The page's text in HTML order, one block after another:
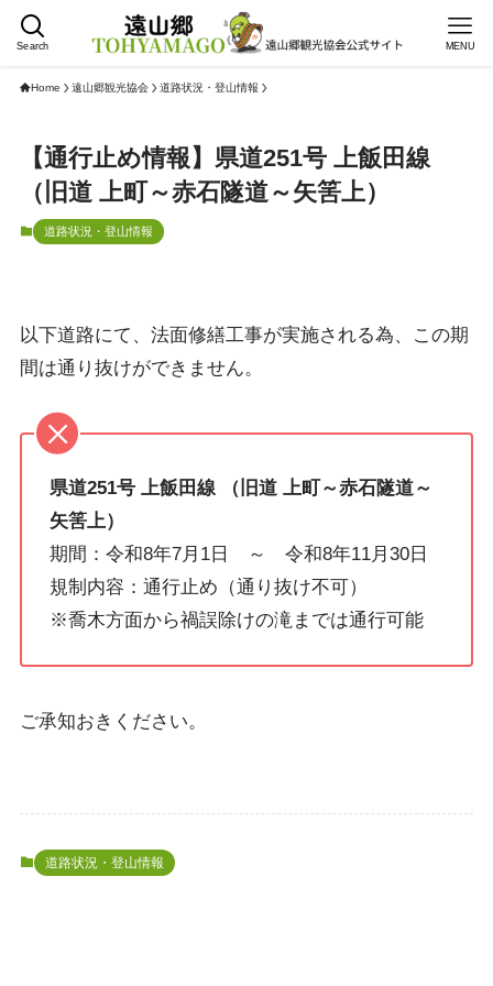
Search MENU
Home 遠山郷観光協会 道路状況・登山情報
【通行止め情報】県道251号 上飯田線
（旧道 上町～赤石隧道～矢筈上）
道路状況・登山情報
以下道路にて、法面修繕工事が実施される為、この期
間は通り抜けができません。
県道251号 上飯田線 （旧道 上町～赤石隧道～
矢筈上）
期間：令和8年7月1日 ～ 令和8年11月30日
規制内容：通行止め（通り抜け不可）
※喬木方面から禍誤除けの滝までは通行可能
ご承知おきください。
道路状況・登山情報